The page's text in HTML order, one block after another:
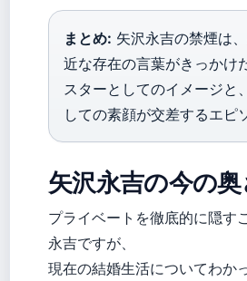
まとめ: 矢沢永吉の禁煙は
近な存在の言葉がきっかけ
スターとしてのイメージと
しての素顔が交差するエピ
矢沢永吉の今の
プライベートを徹底的に隠す
永吉ですが、
現在の結婚生活についてわか